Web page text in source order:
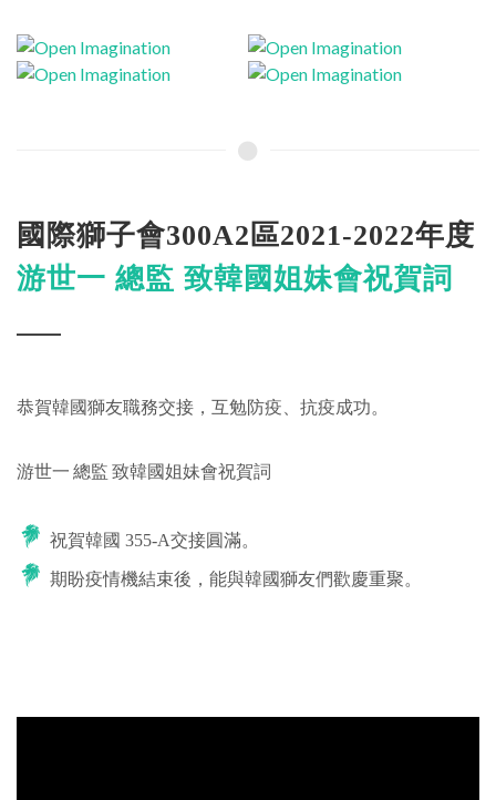
國際獅子會300A2區2021-2022年度
游世一 總監 致韓國姐妹會祝賀詞
恭賀韓國獅友職務交接，互勉防疫、抗疫成功。
游世一 總監 致韓國姐妹會祝賀詞
祝賀韓國 355-A交接圓滿。
期盼疫情機結束後，能與韓國獅友們歡慶重聚。